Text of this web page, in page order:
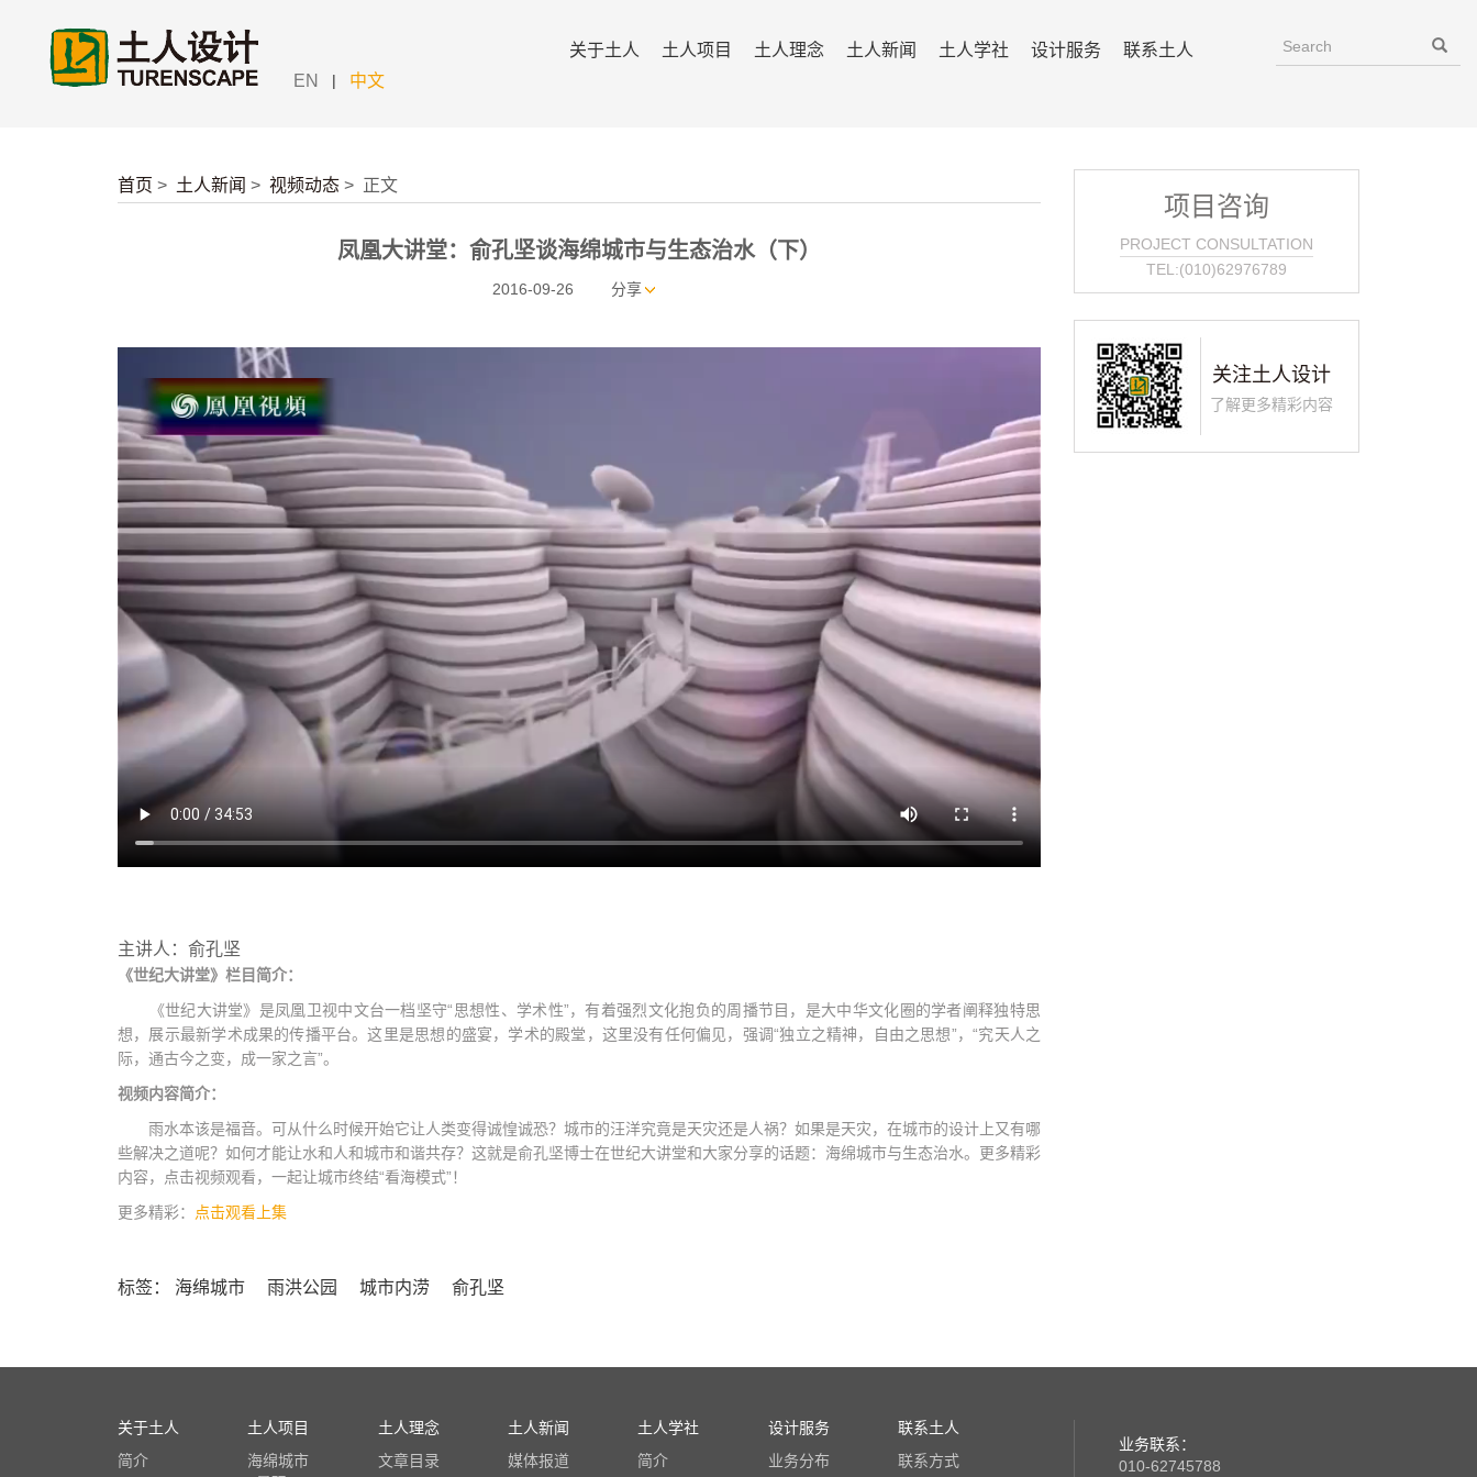
EN | 中文
关于土人 土人项目 土人理念 土人新闻 土人学社 设计服务 联系土人
首页 > 土人新闻 > 视频动态 > 正文
凤凰大讲堂：俞孔坚谈海绵城市与生态治水（下）
2016-09-26 分享
主讲人：俞孔坚
《世纪大讲堂》栏目简介：
《世纪大讲堂》是凤凰卫视中文台一档坚守“思想性、学术性”，有着强烈文化抱负的周播节目，是大中华文化圈的学者阐释独特思
想，展示最新学术成果的传播平台。这里是思想的盛宴，学术的殿堂，这里没有任何偏见，强调“独立之精神，自由之思想”，“究天人之
际，通古今之变，成一家之言”。
视频内容简介：
雨水本该是福音。可从什么时候开始它让人类变得诚惶诚恐？城市的汪洋究竟是天灾还是人祸？如果是天灾，在城市的设计上又有哪
些解决之道呢？如何才能让水和人和城市和谐共存？这就是俞孔坚博士在世纪大讲堂和大家分享的话题：海绵城市与生态治水。更多精彩
内容，点击视频观看，一起让城市终结“看海模式”！
更多精彩： 点击观看上集
标签： 海绵城市 雨洪公园 城市内涝 俞孔坚
项目咨询
PROJECT CONSULTATION
TEL:(010)62976789
关注土人设计
了解更多精彩内容
业务联系：
010-62745788
关于土人
简介
土人项目
海绵城市
土人理念
文章目录
土人新闻
媒体报道
土人学社
简介
设计服务
业务分布
联系土人
联系方式